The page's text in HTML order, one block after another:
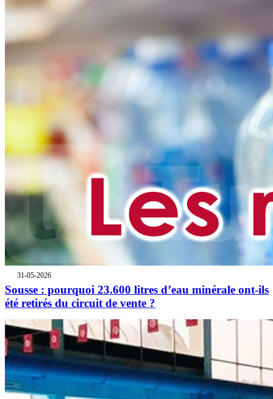
31-05-2026
Sousse : pourquoi 23.600 litres d’eau minérale ont-ils
été retirés du circuit de vente ?